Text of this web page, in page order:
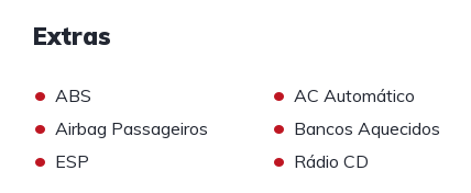
Extras
• ABS • AC Automático
• Airbag Passageiros • Bancos Aquecidos
• ESP • Rádio CD